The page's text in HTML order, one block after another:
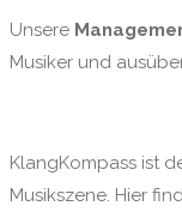
Unsere
Musiker und
KlangKompass ist
Musikszene. Hier